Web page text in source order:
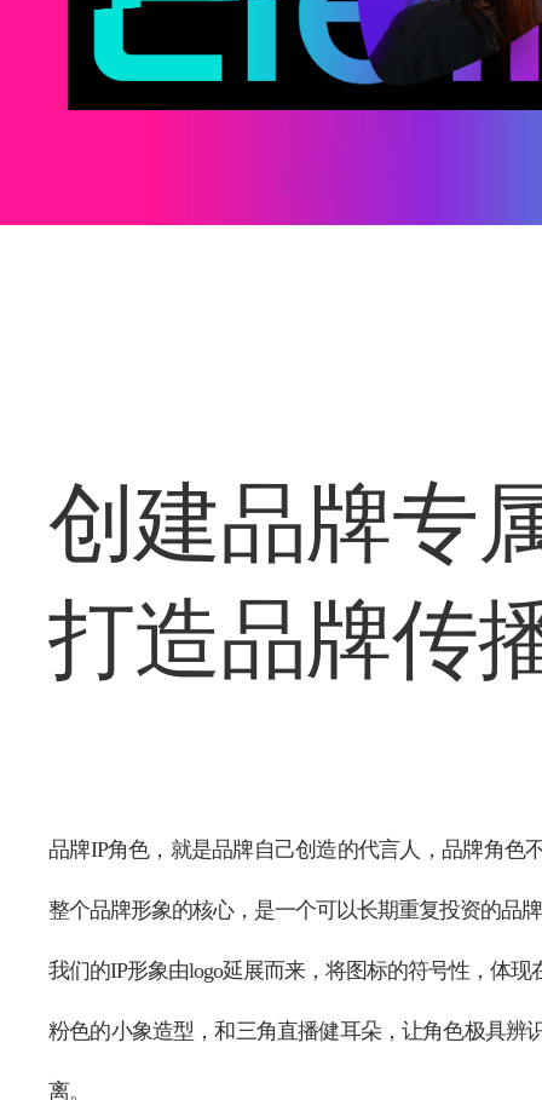
创建品牌专
打造品牌传
品牌IP角色，就是品牌自己创造的代言人，品牌角色
整个品牌形象的核心，是一个可以长期重复投资的品
我们的IP形象由logo延展而来，将图标的符号性，体现
粉色的小象造型，和三角直播健耳朵，让角色极具辨
离。